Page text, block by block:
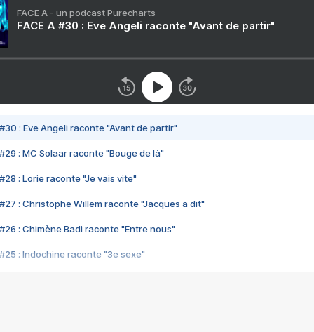
FACE A - un podcast Purecharts
FACE A #30 : Eve Angeli raconte "Avant de partir"
#30 : Eve Angeli raconte "Avant de partir"
#29 : MC Solaar raconte "Bouge de là"
#28 : Lorie raconte "Je vais vite"
#27 : Christophe Willem raconte "Jacques a dit"
#26 : Chimène Badi raconte "Entre nous"
#25 : Indochine raconte "3e sexe"